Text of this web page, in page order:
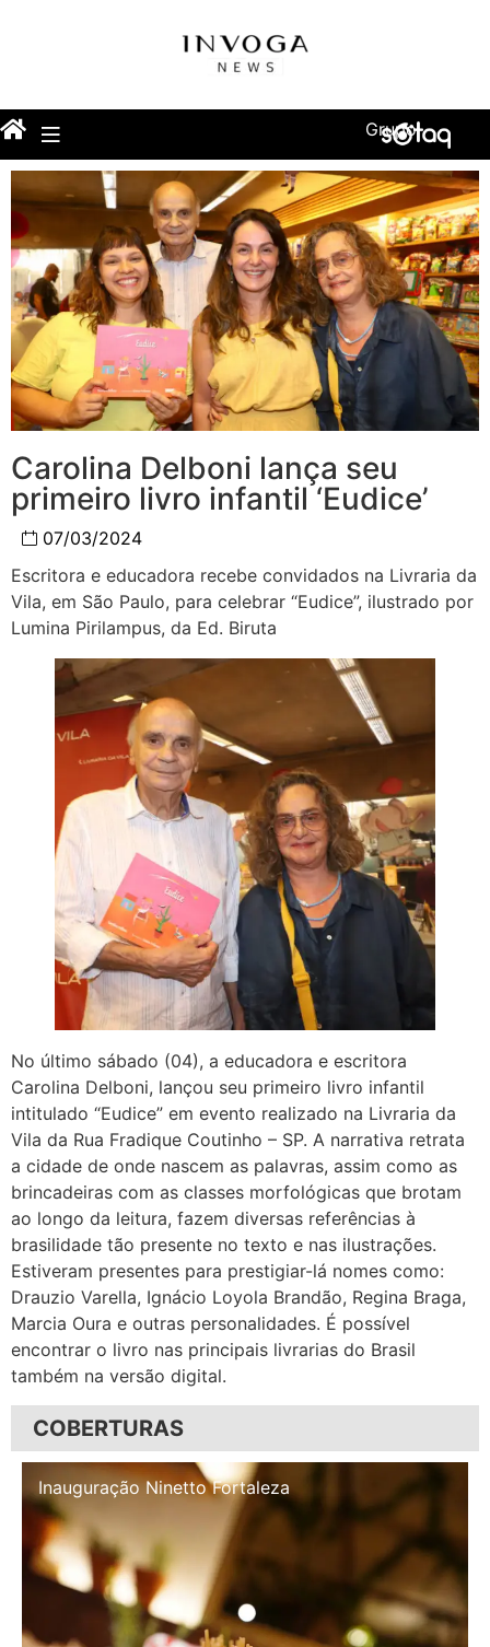
Grupo
Carolina Delboni lança seu
primeiro livro infantil ‘Eudice’
07/03/2024
Escritora e educadora recebe convidados na Livraria da
Vila, em São Paulo, para celebrar “Eudice”, ilustrado por
Lumina Pirilampus, da Ed. Biruta
No último sábado (04), a educadora e escritora
Carolina Delboni, lançou seu primeiro livro infantil
intitulado “Eudice” em evento realizado na Livraria da
Vila da Rua Fradique Coutinho – SP. A narrativa retrata
a cidade de onde nascem as palavras, assim como as
brincadeiras com as classes morfológicas que brotam
ao longo da leitura, fazem diversas referências à
brasilidade tão presente no texto e nas ilustrações.
Estiveram presentes para prestigiar-lá nomes como:
Drauzio Varella, Ignácio Loyola Brandão, Regina Braga,
Marcia Oura e outras personalidades. É possível
encontrar o livro nas principais livrarias do Brasil
também na versão digital.
COBERTURAS
Inauguração Illa Café